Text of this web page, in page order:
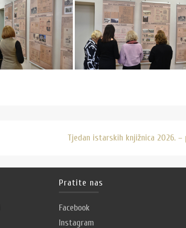
Tjedan istarskih knjižnica 2026. –
Pratite nas
Facebook
Instagram